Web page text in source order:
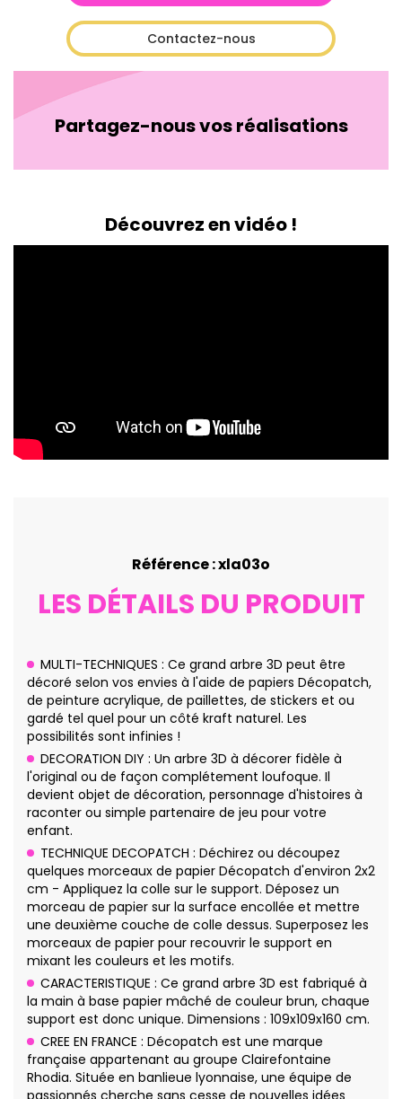
Contactez-nous
Partagez-nous vos réalisations
Découvrez en vidéo !
Référence : xla03o
LES DÉTAILS DU PRODUIT
MULTI-TECHNIQUES : Ce grand arbre 3D peut être
décoré selon vos envies à l'aide de papiers Décopatch,
de peinture acrylique, de paillettes, de stickers et ou
gardé tel quel pour un côté kraft naturel. Les
possibilités sont infinies !
DECORATION DIY : Un arbre 3D à décorer fidèle à
l'original ou de façon complétement loufoque. Il
devient objet de décoration, personnage d'histoires à
raconter ou simple partenaire de jeu pour votre
enfant.
TECHNIQUE DECOPATCH : Déchirez ou découpez
quelques morceaux de papier Décopatch d'environ 2x2
cm - Appliquez la colle sur le support. Déposez un
morceau de papier sur la surface encollée et mettre
une deuxième couche de colle dessus. Superposez les
morceaux de papier pour recouvrir le support en
mixant les couleurs et les motifs.
CARACTERISTIQUE : Ce grand arbre 3D est fabriqué à
la main à base papier mâché de couleur brun, chaque
support est donc unique. Dimensions : 109x109x160 cm.
CREE EN FRANCE : Décopatch est une marque
française appartenant au groupe Clairefontaine
Rhodia. Située en banlieue lyonnaise, une équipe de